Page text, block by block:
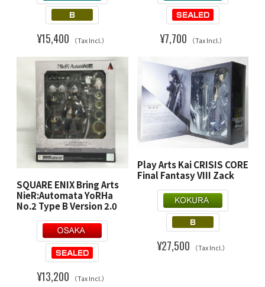
¥15,400 （Tax Incl.） ¥7,700 （Tax Incl.）
SQUARE ENIX Bring Arts
NieR:Automata YoRHa
No.2 Type B Version 2.0
¥13,200 （Tax Incl.）
Play Arts Kai CRISIS CORE
Final Fantasy VIII Zack
¥27,500 （Tax Incl.）